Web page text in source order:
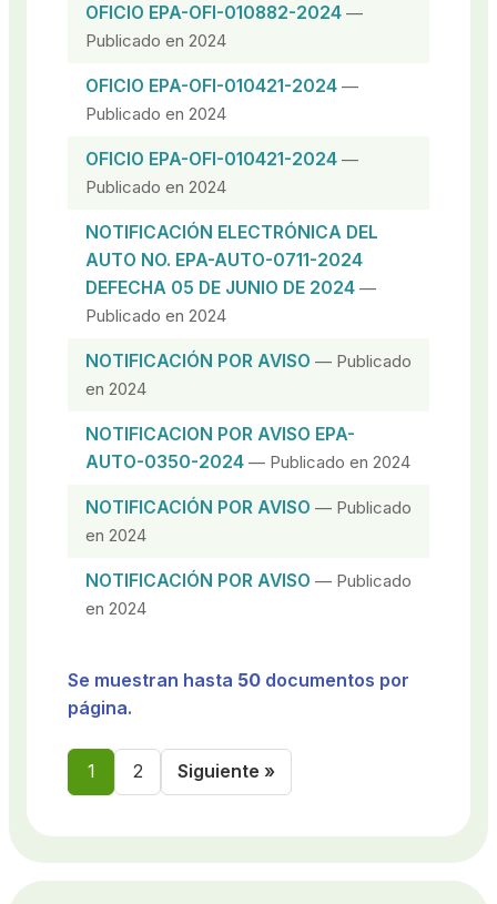
OFICIO EPA-OFI-010882-2024 —
Publicado en 2024
OFICIO EPA-OFI-010421-2024 —
Publicado en 2024
OFICIO EPA-OFI-010421-2024 —
Publicado en 2024
NOTIFICACIÓN ELECTRÓNICA DEL
AUTO NO. EPA-AUTO-0711-2024
DEFECHA 05 DE JUNIO DE 2024 —
Publicado en 2024
NOTIFICACIÓN POR AVISO — Publicado
en 2024
NOTIFICACION POR AVISO EPA-
AUTO-0350-2024 — Publicado en 2024
NOTIFICACIÓN POR AVISO — Publicado
en 2024
NOTIFICACIÓN POR AVISO — Publicado
en 2024
Se muestran hasta 50 documentos por
página.
1 2 Siguiente »